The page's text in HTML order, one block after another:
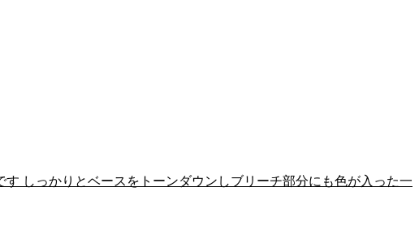
しっかりとベースをトーンダウンしブリーチ部分にも色が入った一